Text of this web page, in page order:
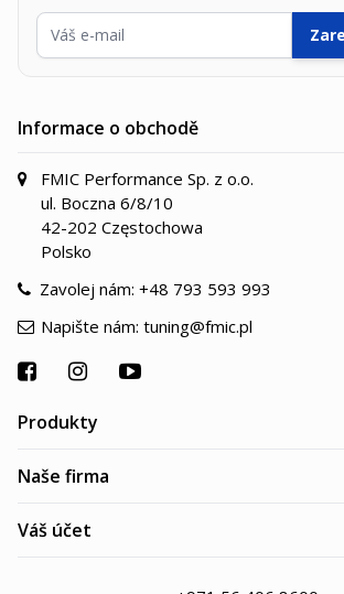
E-mailová
Informace o obchodě
FMIC Performance Sp. z o.o.
ul. Boczna 6/8/10
42-202 Częstochowa
Polsko
Zavolej nám: +48 793 593 993
Napište nám: tuning@fmic.pl
Produkty
Naše firma
Váš účet